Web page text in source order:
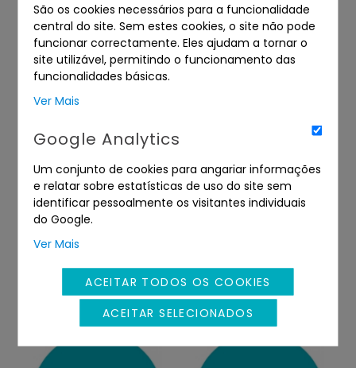
São os cookies necessários para a funcionalidade
central do site. Sem estes cookies, o site não pode
funcionar correctamente. Eles ajudam a tornar o
site utilizável, permitindo o funcionamento das
funcionalidades básicas.
Ver Mais
Google Analytics
Um conjunto de cookies para angariar informações
e relatar sobre estatísticas de uso do site sem
identificar pessoalmente os visitantes individuais
do Google.
Ver Mais
ACEITAR TODOS OS COOKIES
ACEITAR SELECIONADOS
VEÍCULOS
MOBILIÁRIO EQUIPAMENTOS